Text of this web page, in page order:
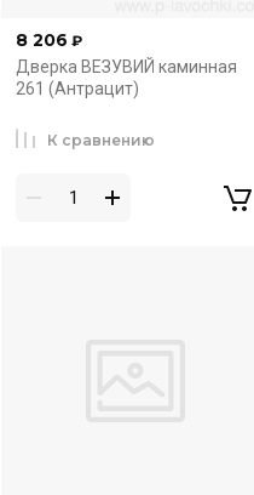
8 206 ₽
Дверка ВЕЗУВИЙ каминная
261 (Антрацит)
К сравнению